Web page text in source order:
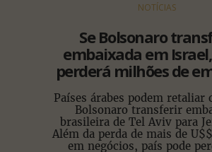
NOTÍCIAS
Se Bolsonaro
embaixada em
perderá milhões de
Países árabes podem retaliar
Bolsonaro transferir
brasileira de Tel Aviv para
Além da perda de mais de
em negócios, país pode